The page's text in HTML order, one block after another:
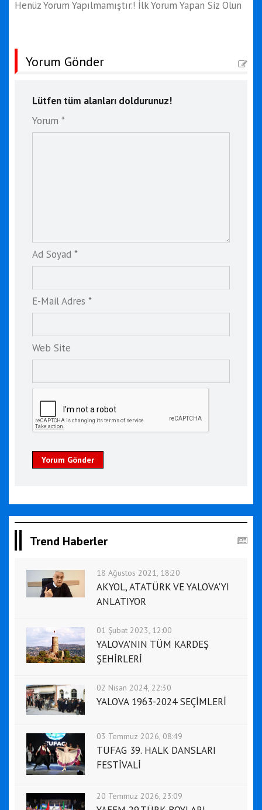
Henüz Yorum Yapılmamıştır.! İlk Yorum Yapan Siz Olun
Yorum Gönder
Lütfen tüm alanları doldurunuz!
Yorum *
Ad Soyad *
E-Mail Adres *
Web Site
Yorum Gönder
Trend Haberler
18 Ağustos 2021, 18:20
AKYOL, ATATÜRK VE YALOVA'YI
ANLATIYOR
01 Şubat 2023, 12:00
YALOVA'NIN TÜM KARDEŞ
ŞEHİRLERİ
02 Nisan 2024, 22:30
YALOVA 1963-2024 SEÇİMLERİ
03 Temmuz 2026, 08:49
TUFAG 39. HALK DANSLARI
FESTİVALİ
20 Temmuz 2026, 23:09